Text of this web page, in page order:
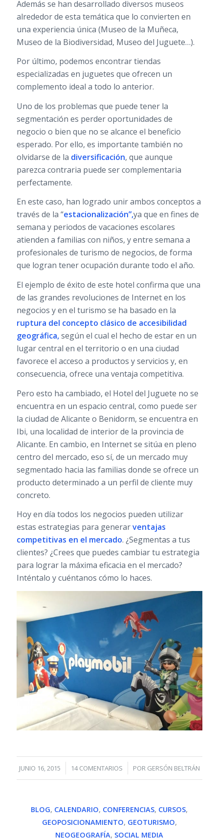
Además se han desarrollado diversos museos
alrededor de esta temática que lo convierten en
una experiencia única (Museo de la Muñeca,
Museo de la Biodiversidad, Museo del Juguete…).
Por último, podemos encontrar tiendas
especializadas en juguetes que ofrecen un
complemento ideal a todo lo anterior.
Uno de los problemas que puede tener la
segmentación es perder oportunidades de
negocio o bien que no se alcance el beneficio
esperado. Por ello, es importante también no
olvidarse de la diversificación, que aunque
parezca contraria puede ser complementaria
perfectamente.
En este caso, han logrado unir ambos conceptos a
través de la “estacionalización”,ya que en fines de
semana y periodos de vacaciones escolares
atienden a familias con niños, y entre semana a
profesionales de turismo de negocios, de forma
que logran tener ocupación durante todo el año.
El ejemplo de éxito de este hotel confirma que una
de las grandes revoluciones de Internet en los
negocios y en el turismo se ha basado en la
ruptura del concepto clásico de accesibilidad
geográfica,según el cual el hecho de estar en un
lugar central en el territorio o en una ciudad
favorece el acceso a productos y servicios y, en
consecuencia, ofrece una ventaja competitiva.
Pero esto ha cambiado, el Hotel del Juguete no se
encuentra en un espacio central, como puede ser
la ciudad de Alicante o Benidorm, se encuentra en
Ibi, una localidad de interior de la provincia de
Alicante. En cambio, en Internet se sitúa en pleno
centro del mercado, eso sí, de un mercado muy
segmentado hacia las familias donde se ofrece un
producto determinado a un perfil de cliente muy
concreto.
Hoy en día todos los negocios pueden utilizar
estas estrategias para generarventajas
competitivas en el mercado. ¿Segmentas a tus
clientes? ¿Crees que puedes cambiar tu estrategia
para lograr la máxima eficacia en el mercado?
Inténtalo y cuéntanos cómo lo haces.
JUNIO 16, 2015
/ 14 COMENTARIOS
/ POR GERSÓN BELTRÁN
BLOG, CALENDARIO, CONFERENCIAS, CURSOS,
GEOPOSICIONAMIENTO, GEOTURISMO,
NEOGEOGRAFÍA, SOCIAL MEDIA